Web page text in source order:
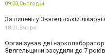
09:00,Сьогодні
За липень у Звягельській
18:21, Вчора
Організував дві
Звягельщини засудили до 7